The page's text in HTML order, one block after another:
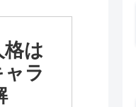
は
ラ